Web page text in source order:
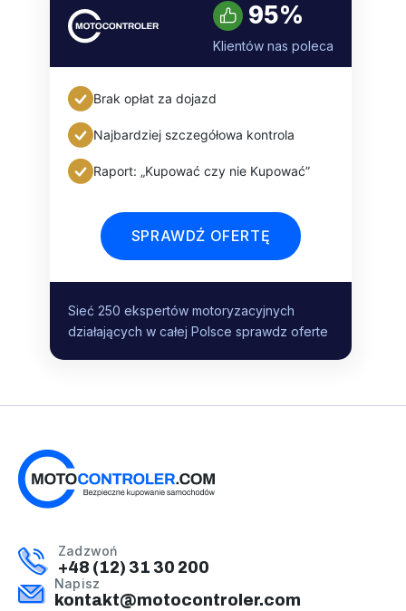
95%
Klientów nas poleca
Brak opłat za dojazd
Najbardziej szczegółowa kontrola
Raport: „Kupować czy nie Kupować”
SPRAWDŹ OFERTĘ
Sieć 250 ekspertów motoryzacyjnych
działających w całej Polsce sprawdz oferte
Zadzwoń
+48 (12) 31 30 200
Napisz
kontakt@motocontroler.com